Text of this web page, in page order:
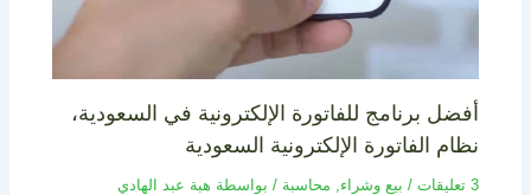
أفضل برنامج للفاتورة الإلكترونية في السعودية،
نظام الفاتورة الإلكترونية السعودية
3 تعليقات / بيع وشراء محاسبة / بواسطة هبة عبد الهادي